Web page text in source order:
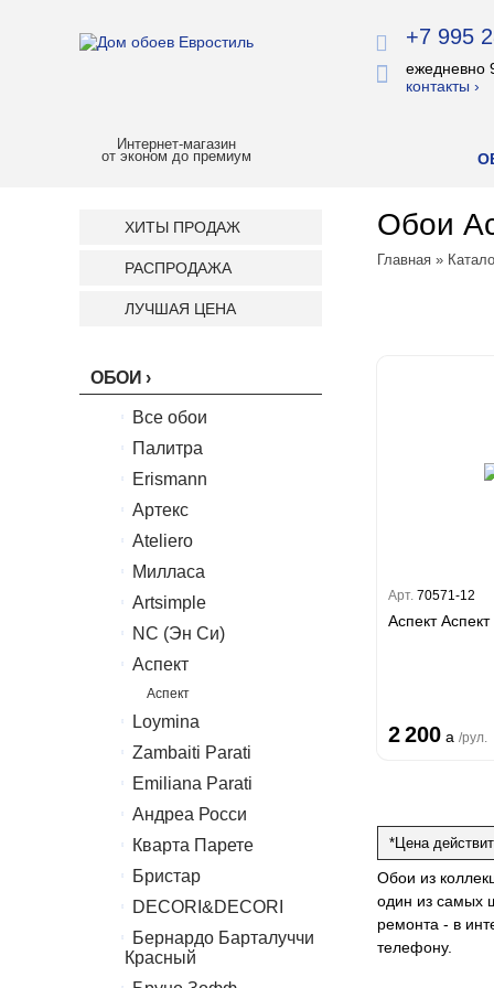
Интернет-магазин
от эконом до премиум
+7 995
ежедневно
контакты ›
ХИТЫ ПРОДАЖ
РАСПРОДАЖА
ЛУЧШАЯ ЦЕНА
ОБОИ
Все обои
Палитра
Палитра
Erismann
Erismann
Артекс
Артекс
Ateliero
Ateliero
Милласа
Ambient
Ambient Vol.2
Classic Estate
Artsimple
Geometry
Mixture
Mixture Textile
NC (Эн Си)
Колор
Аспект
Аспект
Loymina
Hygge 2
Zambaiti Parati
Melodia
Canova
Lamborghini 3
Philipp Plein
Trussardi 6
Lamborghini 2
Emiliana Parati
G.F.Ferre 3
Valentin Yudashkin 5
Андреа Росси
Понза
Вулкано
Иски
Барбана
Кварта Парете
Коррадо
Джоконда
Бристар
Villa
Xenia
Bella
DECORI&DECORI
Carrara 3
Бернардо Барталуччи
Красный
Обои
Главная »
Арт. 70571-12
Аспект
2 200 a /рул.
*Цена
Обои из
один из самых
ремонта - в
телефону.